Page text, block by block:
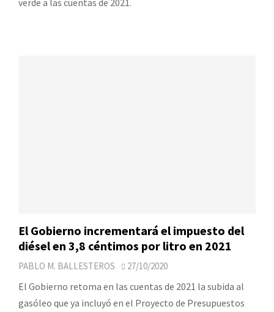
verde a las cuentas de 2021.
El Gobierno incrementará el impuesto del
diésel en 3,8 céntimos por litro en 2021
PABLO M. BALLESTEROS 27/10/2020
El Gobierno retoma en las cuentas de 2021 la subida al
gasóleo que ya incluyó en el Proyecto de Presupuestos